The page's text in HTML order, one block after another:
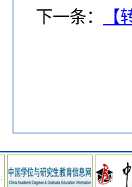
下一条：